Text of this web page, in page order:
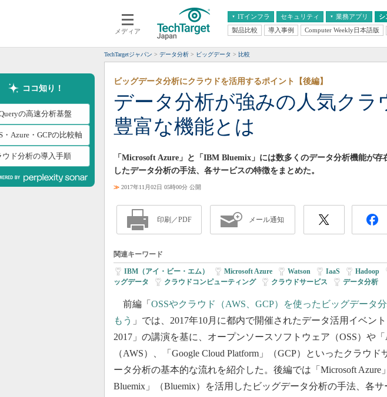
メディア
ITインフラ
クラウド
スマートモバイル
ネットワーク
システム運用管理
セキュリティ 業務アプリ
エンタープライズAI
ERP
CX
情報系システム
シ
経営とIT 医療IT
製品比較 導入事例 Computer Weekly日本語版
TechTargetジャパン データ分析 ビッグデータ 比較
ココ知り！
の高速分析基盤
・Azure・GCPの比較軸
ウド分析の導入手順
データ分析が強みの人気クラ
豊富な機能とは
ビッグデータ分析にクラウドを活用するポイント【後編】
「Microsoft Azure」と「IBM Bluemix」には数多くのデータ分析機能が存
したデータ分析の手法、各サービスの特徴をまとめた。
≫ 2017年11月02日 05時00分 公開
印刷／PDF メール通知
関連キーワード
IBM（アイ・ビー・エム） Microsoft Azure Watson IaaS Hadoop
ッグデータ
クラウドコンピューティング| クラウドサービス データ分析
前編「 OSSやクラウド（AWS、GCP）を使ったビッグデータ
もう 」では、2017年10月に都内で開催されたデータ活用イベント
2017」の講演を基に、オープンソースソフトウェア（OSS）や「
（AWS）、「Google Cloud Platform」（GCP）といったクラウ
ータ分析の基本的な流れを紹介した。後編では「Microsoft Azure
Bluemix」（Bluemix）を活用したビッグデータ分析の手法、各